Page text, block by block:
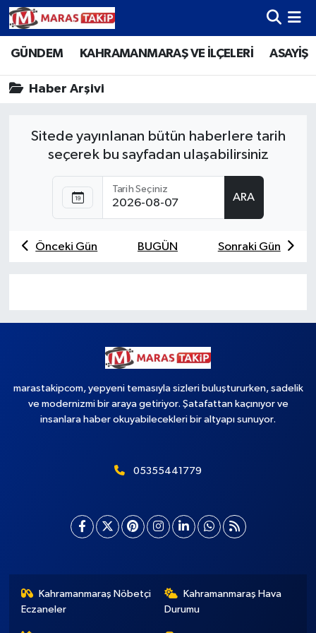
GÜNDEM KAHRAMANMARAŞ VE İLÇELERİ ASAYİŞ
Haber Arşivi
Sitede yayınlanan bütün haberlere tarih
seçerek bu sayfadan ulaşabilirsiniz
Tarih Seçiniz
ARA
Önceki Gün BUGÜN Sonraki Gün
marastakipcom, yepyeni temasıyla sizleri buluştururken, sadelik
ve modernizmi bir araya getiriyor. Şatafattan kaçınıyor ve
insanlara haber okuyabilecekleri bir altyapı sunuyor.
05355441779
Kahramanmaraş Nöbetçi
Eczaneler
Kahramanmaraş Hava
Durumu
Kahramanmaraş Nöbetçi Eczaneler
Kahramanmaraş Hava Durumu
Kahramanmaraş Trafik Yoğunluk Haritası
Süper Lig Puan Durumu ve Fikstür